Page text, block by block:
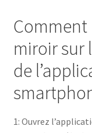
Comment
miroir sur
de
1: Ouvrez